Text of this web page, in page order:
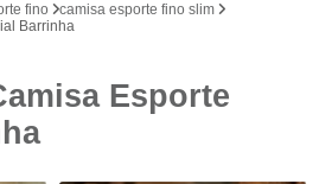
fino
camisa esporte fino slim
Barrinha
Esporte